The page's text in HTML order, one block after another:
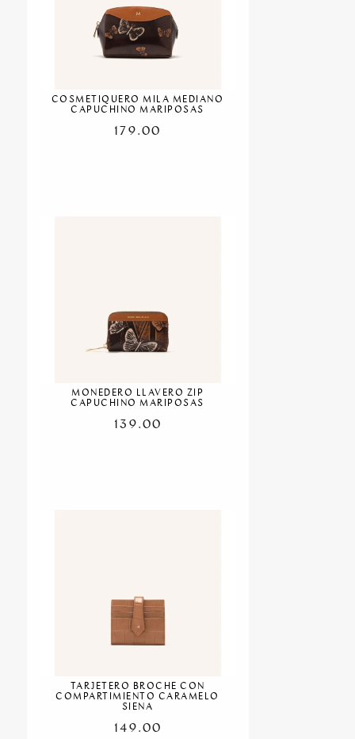
COSMETIQUERO MILA MEDIANO
CAPUCHINO MARIPOSAS
179.00
MONEDERO LLAVERO ZIP
CAPUCHINO MARIPOSAS
139.00
TARJETERO BROCHE CON
COMPARTIMIENTO CARAMELO
SIENA
149.00